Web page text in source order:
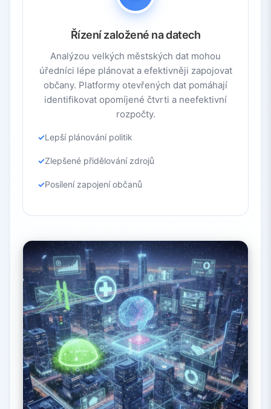
Řízení založené na datech
Analýzou velkých městských dat mohou
úředníci lépe plánovat a efektivněji zapojovat
občany. Platformy otevřených dat pomáhají
identifikovat opomíjené čtvrti a neefektivní
rozpočty.
Lepší plánování politik
Zlepšené přidělování zdrojů
Posílení zapojení občanů